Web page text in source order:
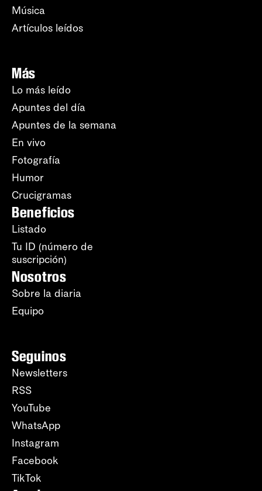
Música
Artículos leídos
Más
Lo más leído
Apuntes del día
Apuntes de la semana
En vivo
Fotografía
Humor
Crucigramas
Beneficios
Listado
Tu ID (número de
suscripción)
Nosotros
Sobre la diaria
Equipo
Seguinos
Newsletters
RSS
YouTube
WhatsApp
Instagram
Facebook
TikTok